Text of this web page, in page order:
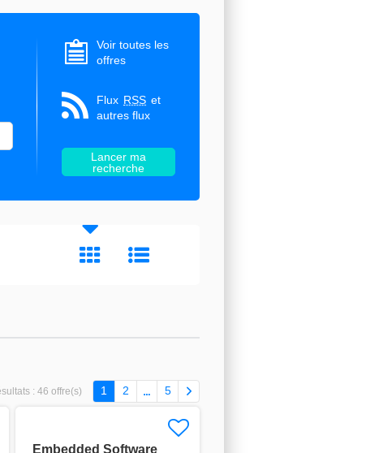
Voir toutes les
offres
Flux RSS et
autres flux
: 46 offre(s) 1 2 5
Embedded Software